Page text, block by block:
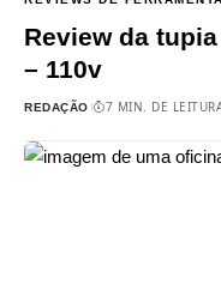
Review da
– 110v
REDAÇÃO 7 MIN. DE